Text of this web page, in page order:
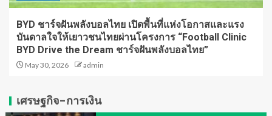
BYD ชาร์จฝันพลังบอลไทย เปิดพื้นที่แห่งโอกาสและแรง
บันดาลใจให้เยาวชนไทยผ่านโครงการ “Football Clinic
BYD Drive the Dream ชาร์จฝันพลังบอลไทย”
May 30, 2026 admin
เศรษฐกิจ-การเงิน